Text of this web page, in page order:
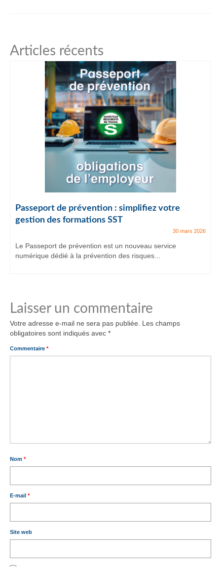
Articles récents
Passeport de prévention : simplifiez votre
gestion des formations SST
30 mars 2026
Le Passeport de prévention est un nouveau service
numérique dédié à la prévention des risques...
Laisser un commentaire
Votre adresse e-mail ne sera pas publiée.
Les champs
obligatoires sont indiqués avec *
Commentaire *
Nom *
E-mail *
Site web